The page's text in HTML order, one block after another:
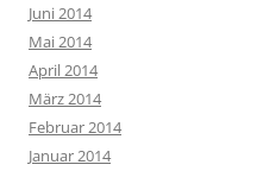
Juni 2014
Mai 2014
April 2014
März 2014
Februar 2014
Januar 2014